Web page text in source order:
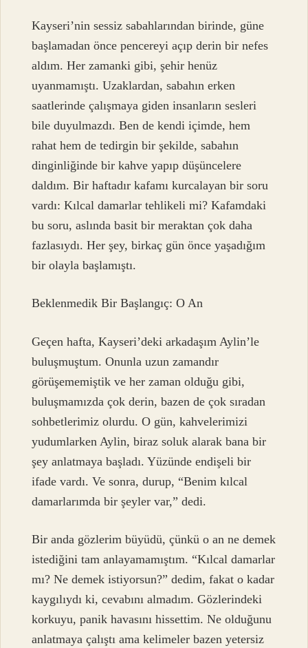
Kayseri’nin sessiz sabahlarından birinde, güne
başlamadan önce pencereyi açıp derin bir nefes
aldım. Her zamanki gibi, şehir henüz
uyanmamıştı. Uzaklardan, sabahın erken
saatlerinde çalışmaya giden insanların sesleri
bile duyulmazdı. Ben de kendi içimde, hem
rahat hem de tedirgin bir şekilde, sabahın
dinginliğinde bir kahve yapıp düşüncelere
daldım. Bir haftadır kafamı kurcalayan bir soru
vardı: Kılcal damarlar tehlikeli mi? Kafamdaki
bu soru, aslında basit bir meraktan çok daha
fazlasıydı. Her şey, birkaç gün önce yaşadığım
bir olayla başlamıştı.
Beklenmedik Bir Başlangıç: O An
Geçen hafta, Kayseri’deki arkadaşım Aylin’le
buluşmuştum. Onunla uzun zamandır
görüşememiştik ve her zaman olduğu gibi,
buluşmamızda çok derin, bazen de çok sıradan
sohbetlerimiz olurdu. O gün, kahvelerimizi
yudumlarken Aylin, biraz soluk alarak bana bir
şey anlatmaya başladı. Yüzünde endişeli bir
ifade vardı. Ve sonra, durup, “Benim kılcal
damarlarımda bir şeyler var,” dedi.
Bir anda gözlerim büyüdü, çünkü o an ne demek
istediğini tam anlayamamıştım. “Kılcal damarlar
mı? Ne demek istiyorsun?” dedim, fakat o kadar
kaygılıydı ki, cevabını almadım. Gözlerindeki
korkuyu, panik havasını hissettim. Ne olduğunu
anlatmaya çalıştı ama kelimeler bazen yetersiz